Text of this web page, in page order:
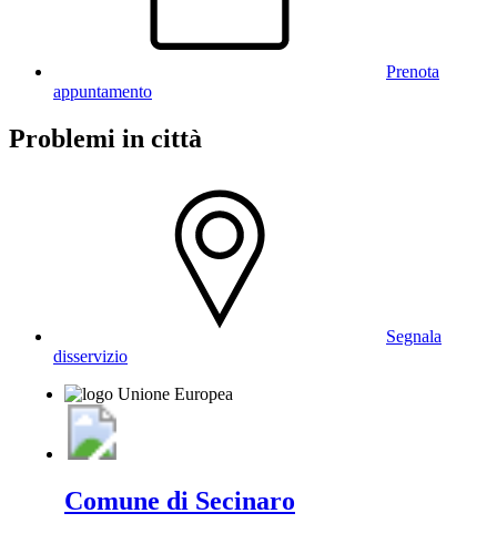
Prenota
appuntamento
Problemi in città
Segnala
disservizio
Comune di Secinaro